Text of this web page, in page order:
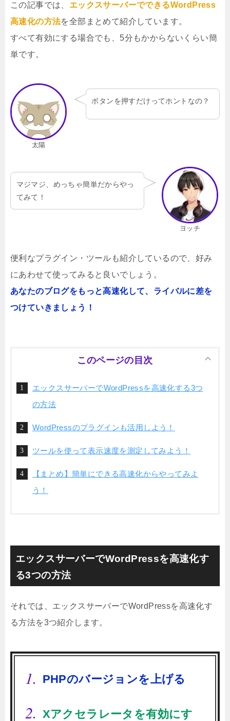
この記事では、 エックスサーバーでできるWordPress
高速化の方法を全部まとめて紹介しています。
すべて有効にする場合でも、5分もかからないくらい簡
単です。
太陽
ボタンを押すだけってホントなの？
ヨッチ
マジマジ、めっちゃ簡単だからやっ
てみて！
便利なプラグイン・ツールも紹介しているので、好み
にあわせて使ってみると良いでしょう。
あなたのブログをもっと高速化して、ライバルに差を
つけていきましょう！
このページの目次
エックスサーバーでWordPressを高速化する3つ
の方法
WordPressのプラグインも活用しよう！
ツールを使って表示速度を測定してみよう！
【まとめ】簡単にできる高速化からやってみよ
う！
エックスサーバーでWordPressを高速化す
る3つの方法
それでは、エックスサーバーでWordPressを高速化す
る方法を3つ紹介します。
PHPのバージョンを上げる
Xアクセラレータを有効にす